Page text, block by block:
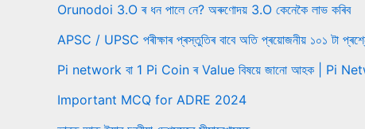
Orunodoi 3.O ৰ ধন পালে নে? অৰুণোদয় 3.O কেনেকৈ লাভ কৰিব
APSC / UPSC পৰীক্ষাৰ প্ৰস্তুতিৰ বাবে অতি প্ৰয়োজনীয় ১০১ টা
Pi network বা 1 Pi Coin ৰ Value বিষয়ে জানো আহক | Pi
Important MCQ for ADRE 2024